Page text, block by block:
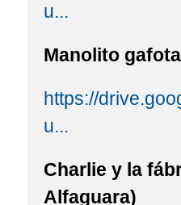
u...
Manolito
https://
u...
Charlie y la
Alfaguara)